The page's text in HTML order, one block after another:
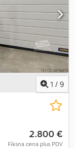
1 / 9
2.800 €
Fiksna cena plus PDV